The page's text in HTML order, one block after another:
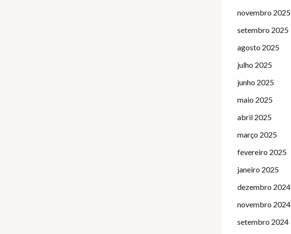
novembro 2025
setembro 2025
agosto 2025
julho 2025
junho 2025
maio 2025
abril 2025
março 2025
fevereiro 2025
janeiro 2025
dezembro 2024
novembro 2024
setembro 2024